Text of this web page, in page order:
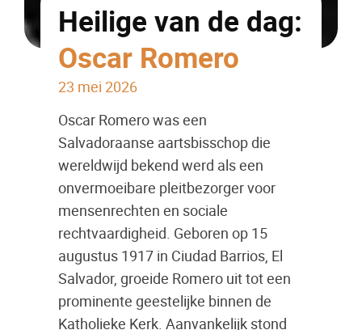
Heilige van de dag:
Oscar Romero
23 mei 2026
Oscar Romero was een
Salvadoraanse aartsbisschop die
wereldwijd bekend werd als een
onvermoeibare pleitbezorger voor
mensenrechten en sociale
rechtvaardigheid. Geboren op 15
augustus 1917 in Ciudad Barrios, El
Salvador, groeide Romero uit tot een
prominente geestelijke binnen de
Katholieke Kerk. Aanvankelijk stond